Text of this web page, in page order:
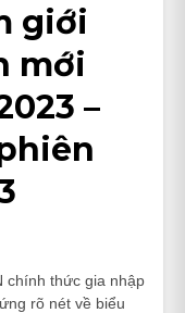
giới
mới
–
chính thức gia nhập
rõ nét về biểu